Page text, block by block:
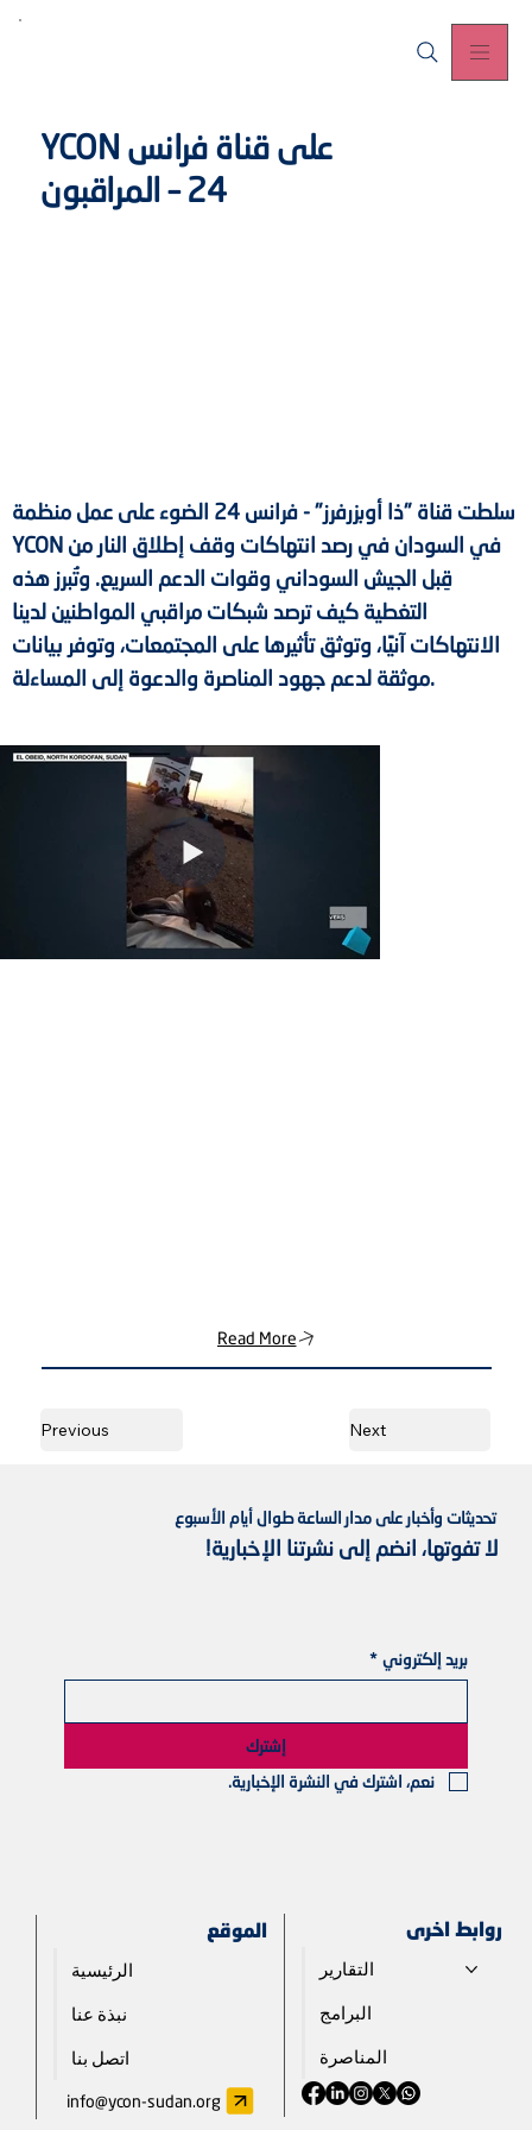
Previous Next
Read More
سلطت قناة "ذا أوبزرفرز" - فرانس 24 الضوء على عمل منظمة
YCON في السودان في رصد انتهاكات وقف إطلاق النار من
قِبل الجيش السوداني وقوات الدعم السريع. وتُبرز هذه
التغطية كيف ترصد شبكات مراقبي المواطنين لدينا
الانتهاكات آنيًا، وتوثق تأثيرها على المجتمعات، وتوفر بيانات
موثقة لدعم جهود المناصرة والدعوة إلى المساءلة.
YCON على قناة فرانس
24 – المراقبون
الموقع
الرئيسية
نبذة عنا
اتصل بنا
info@ycon-sudan.org
روابط اخرى
التقارير
البرامج
المناصرة
تحديثات وأخبار على مدار الساعة طوال أيام الأسبوع
لا تفوتها، انضم إلى نشرتنا الإخبارية!
بريد إلكتروني *
إشترك
نعم، اشترك في النشرة الإخبارية.